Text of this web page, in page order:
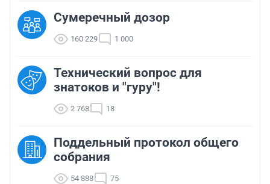
Сумеречный дозор
160 229 1 000
Технический вопрос для
знатоков и "гуру"!
2 768 18
Поддельный протокол общего
собрания
54 888 75